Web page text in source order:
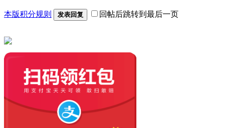
本版积分规则 发表回复 回帖后跳转到最后一页